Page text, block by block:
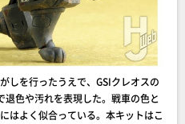
しを行ったうえで、GSIクレオスの
色や汚れを表現した。戦車の色と
はよく似合っている。本キットはこ